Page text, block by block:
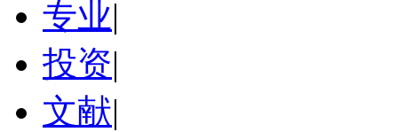
专业|
投资|
文献|